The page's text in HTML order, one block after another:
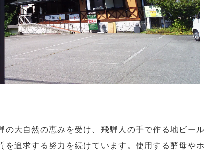
の大自然の恵みを受け、飛騨人の手で作る地ビール
を追求する努力を続けています。使用する酵母やホ